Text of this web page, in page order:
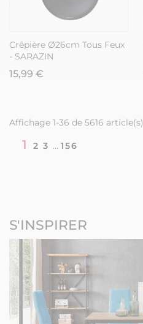
Crêpière Ø26cm Tous Feux
- SARAZIN
15,99 €
Affichage 1-36 de 5616 article(s)
1 2 3 … 156
S'INSPIRER